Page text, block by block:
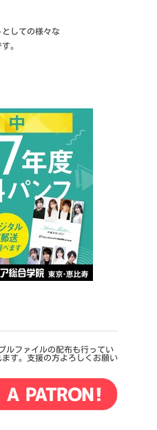
しての様々な
。
ルファイルの配布も行ってい
す。支援の方よろしくお願い